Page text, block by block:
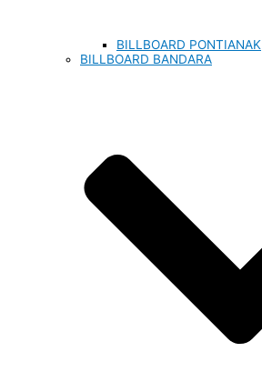
BILLBOARD PONTIANAK
BILLBOARD BANDARA